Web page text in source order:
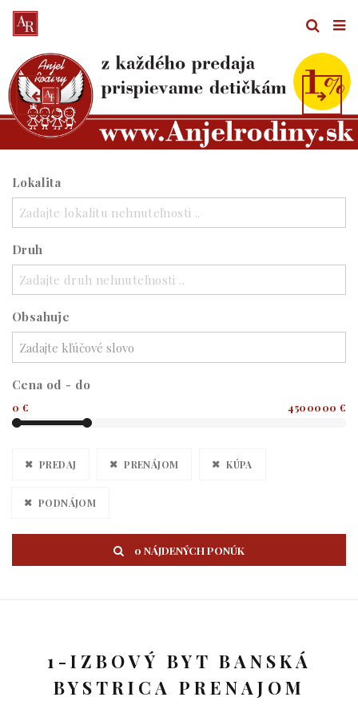
Lokalita
Zadajte lokalitu nehnuteľnosti ..
Druh
Zadajte druh nehnuteľnosti ..
Obsahuje
Cena od - do
0 € 4500000 €
PREDAJ PRENÁJOM KÚPA
PODNÁJOM
0 NÁJDENÝCH PONÚK
1-IZBOVÝ BYT BANSKÁ
BYSTRICA PRENAJOM